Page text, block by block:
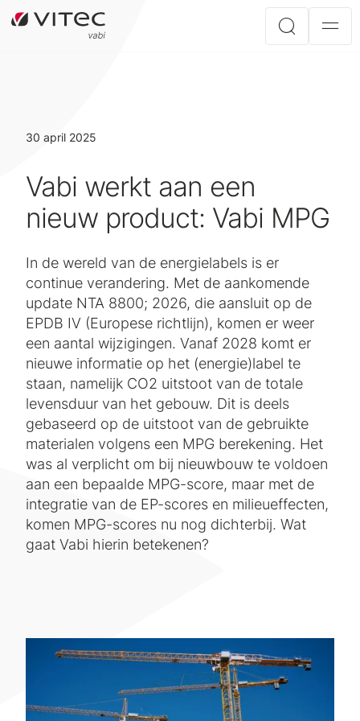
30 april 2025
Vabi werkt aan een
nieuw product: Vabi MPG
In de wereld van de energielabels is er
continue verandering. Met de aankomende
update NTA 8800; 2026, die aansluit op de
EPDB IV (Europese richtlijn), komen er weer
een aantal wijzigingen. Vanaf 2028 komt er
nieuwe informatie op het (energie)label te
staan, namelijk CO2 uitstoot van de totale
levensduur van het gebouw. Dit is deels
gebaseerd op de uitstoot van de gebruikte
materialen volgens een MPG berekening. Het
was al verplicht om bij nieuwbouw te voldoen
aan een bepaalde MPG-score, maar met de
integratie van de EP-scores en milieueffecten,
komen MPG-scores nu nog dichterbij. Wat
gaat Vabi hierin betekenen?